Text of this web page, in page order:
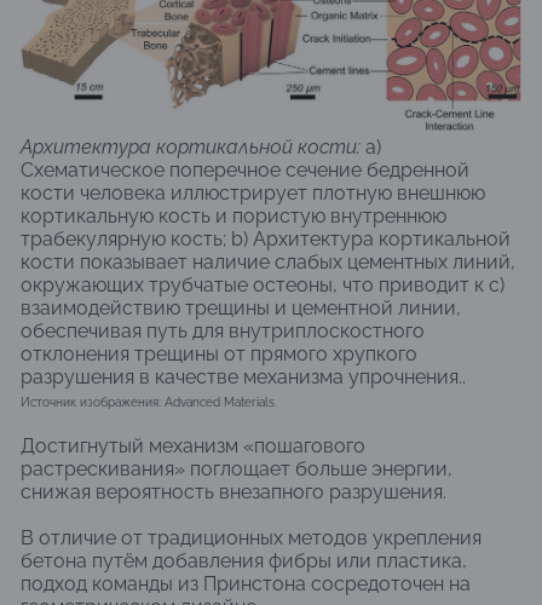
Архитектура кортикальной кости: a)
Схематическое поперечное сечение бедренной
кости человека иллюстрирует плотную внешнюю
кортикальную кость и пористую внутреннюю
трабекулярную кость; b) Архитектура кортикальной
кости показывает наличие слабых цементных линий,
окружающих трубчатые остеоны, что приводит к c)
взаимодействию трещины и цементной линии,
обеспечивая путь для внутриплоскостного
отклонения трещины от прямого хрупкого
разрушения в качестве механизма упрочнения..
Источник изображения: Advanced Materials.
Достигнутый механизм «пошагового
растрескивания» поглощает больше энергии,
снижая вероятность внезапного разрушения.
В отличие от традиционных методов укрепления
бетона путём добавления фибры или пластика,
подход команды из Принстона сосредоточен на